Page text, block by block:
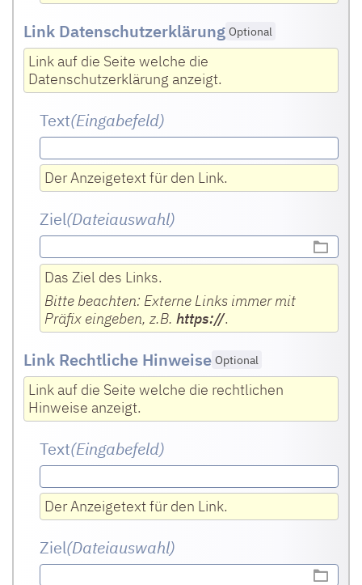
Link Datenschutzerklärung Optional
Link auf die Seite welche die
Datenschutzerklärung anzeigt.
Text(Eingabefeld)
Der Anzeigetext für den Link.
Ziel(Dateiauswahl)
Das Ziel des Links.
Bitte beachten: Externe Links immer mit
Präfix eingeben, z.B. https://.
Link Rechtliche Hinweise Optional
Link auf die Seite welche die rechtlichen
Hinweise anzeigt.
Text(Eingabefeld)
Der Anzeigetext für den Link.
Ziel(Dateiauswahl)